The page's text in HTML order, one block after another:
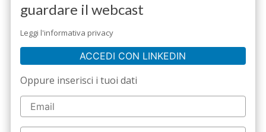
guardare il webcast
Leggi l'informativa privacy
ACCEDI CON LINKEDIN
Oppure inserisci i tuoi dati